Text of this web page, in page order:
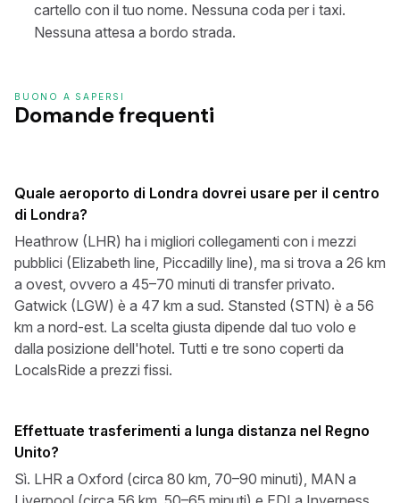
cartello con il tuo nome. Nessuna coda per i taxi.
Nessuna attesa a bordo strada.
BUONO A SAPERSI
Domande frequenti
Quale aeroporto di Londra dovrei usare per il centro
di Londra?
Heathrow (LHR) ha i migliori collegamenti con i mezzi
pubblici (Elizabeth line, Piccadilly line), ma si trova a 26 km
a ovest, ovvero a 45–70 minuti di transfer privato.
Gatwick (LGW) è a 47 km a sud. Stansted (STN) è a 56
km a nord-est. La scelta giusta dipende dal tuo volo e
dalla posizione dell'hotel. Tutti e tre sono coperti da
LocalsRide a prezzi fissi.
Effettuate trasferimenti a lunga distanza nel Regno
Unito?
Sì. LHR a Oxford (circa 80 km, 70–90 minuti), MAN a